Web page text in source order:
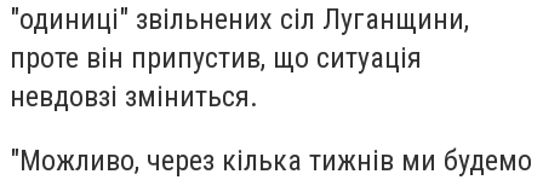
"одиниці" звільнених сіл Луганщини,
проте він припустив, що ситуація
невдовзі зміниться.
"Можливо, через кілька тижнів ми будемо